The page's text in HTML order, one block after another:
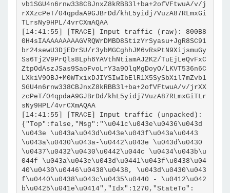
vb1SGU4n6rnw338CBJnxZ8kRBB3l+ba+2ofVFtwuA/v/j
rXXzcPeT/04qpdaA9GJBrDd/khL5yidj7VuzA87RLmxGi
TLrsNy9HPL/4vrCXmAQAA
[14:41:55] [TRACE] Input traffic (raw): 800B8
0H4sIAAAAAAAAAGVRQWrDMBD8StizYrSyasu+JgR8SC91
br24sewU3DjEDrSU/r3ybMGCghhJM6vRsPtN9XijsmuGy
Ss6Tj2V9PrQls8Lph6YAVthNtiamAJ2K2/TuEjLeQvFxC
ZtpOdAszJSas9SaoFvoLrY3a9OlqMgDoyO/LKVT536n6C
LXkiV9OBJ+M0WTxixDJIYSIwIbElR1X5SySbXil7mZvb1
SGU4n6rnw338CBJnxZ8kRBB3l+ba+2ofVFtwuA/v/jrXX
zcPeT/04qpdaA9GJBrDd/khL5yidj7VuzA87RLmxGiTLr
sNy9HPL/4vrCXmAQAA
[14:41:55] [TRACE] Input traffic (unpacked):
{"Top":false,"Msg":"\u041c\u043e\u0436\u043d
\u043e \u043a\u043d\u043e\u043f\u043a\u0443
\u043a\u0430\u043a-\u0442\u043e \u043d\u0430
\u0437\u0432\u0430\u0442\u044c \u0434\u043b\u
044f \u043a\u043e\u043d\u0441\u043f\u0438\u04
40\u0430\u0446\u0438\u0438, \u043d\u0430\u043
f\u0440\u0438\u043c\u0435\u0440 - \u0412\u042
b\u0425\u041e\u0414","Idx":1270,"StateTo":